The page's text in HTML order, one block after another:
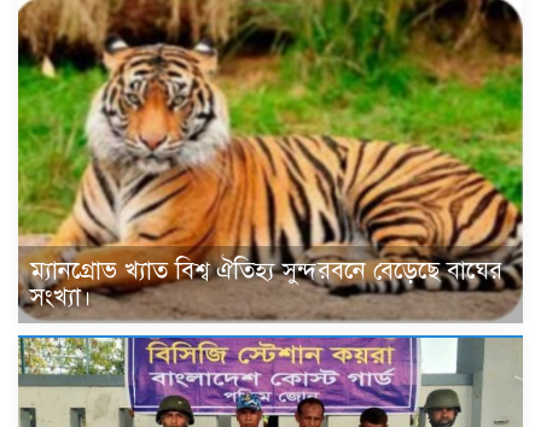
ম্যানগ্রোভ খ্যাত বিশ্ব ঐতিহ্য সুন্দরবনে বেড়েছে বাঘের
সংখ্যা।